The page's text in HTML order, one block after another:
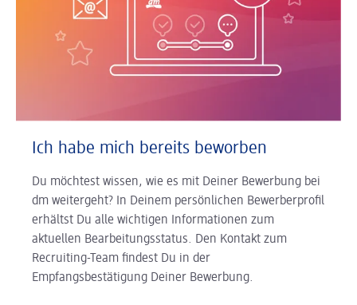
Ich habe mich bereits beworben
Du möchtest wissen, wie es mit Deiner Bewerbung bei
dm weitergeht? In Deinem persönlichen Bewerberprofil
erhältst Du alle wichtigen Informationen zum
aktuellen Bearbeitungsstatus. Den Kontakt zum
Recruiting-Team findest Du in der
Empfangsbestätigung Deiner Bewerbung.